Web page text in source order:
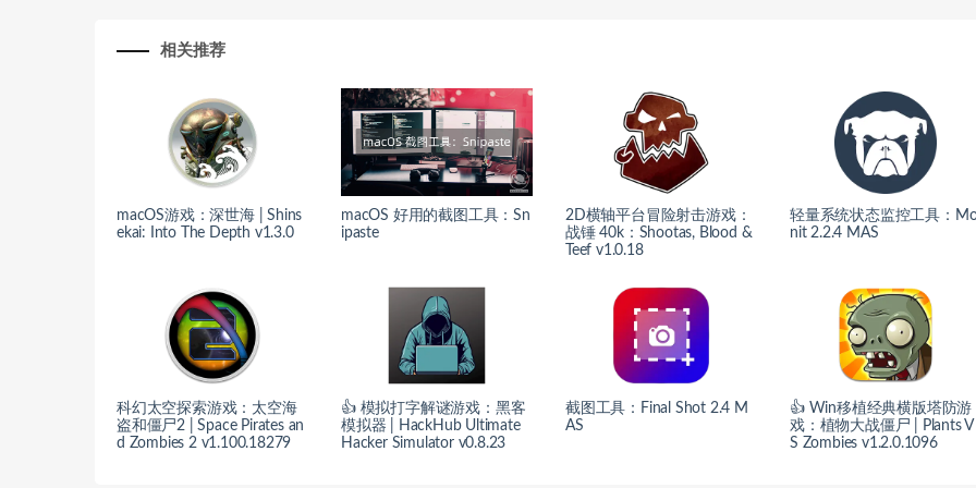
相关推荐
macOS游戏：深世海 | Shins
ekai: Into The Depth v1.3.0
macOS 好用的截图工具：Sn
ipaste
2D横轴平台冒险射击游戏：
战锤 40k：Shootas, Blood &
Teef v1.0.18
轻量系统状态监控工具：
nit 2.2.4 MAS
科幻太空探索游戏：太空海
盗和僵尸2 | Space Pirates an
d Zombies 2 v1.100.18279
👍 模拟打字解谜游戏：黑客
模拟器 | HackHub Ultimate
Hacker Simulator v0.8.23
截图工具：Final Shot 2.4 M
AS
👍 Win移植经典横版塔防游
戏：植物大战僵尸 | Plants V
S Zombies v1.2.0.1096